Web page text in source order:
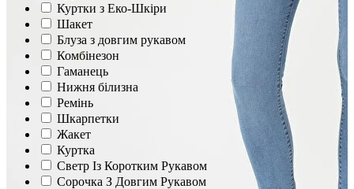
Куртки з Еко-Шкіри
Шакет
Блуза з довгим рукавом
Комбінезон
Гаманець
Нижня білизна
Ремінь
Шкарпетки
Жакет
Куртка
Светр Із Коротким Рукавом
Сорочка З Довгим Рукавом